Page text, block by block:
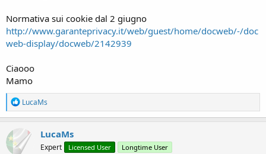
Normativa sui cookie dal 2 giugno
http://www.garanteprivacy.it/web/guest/home/docweb/-/doc
web-display/docweb/2142939
Ciaooo
Mamo
R
e
a
t
i
LucaMs
LucaMs
Expert Licensed User Longtime User